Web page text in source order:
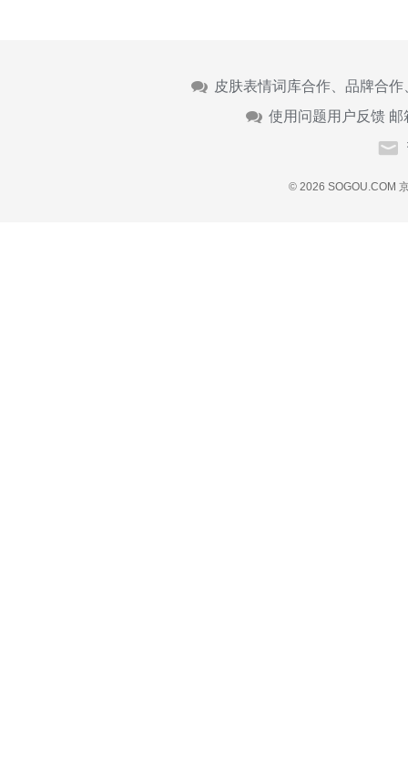
皮肤表情词库合作、品牌合
使用问题用户反馈 邮
© 2026 SOGOU.COM